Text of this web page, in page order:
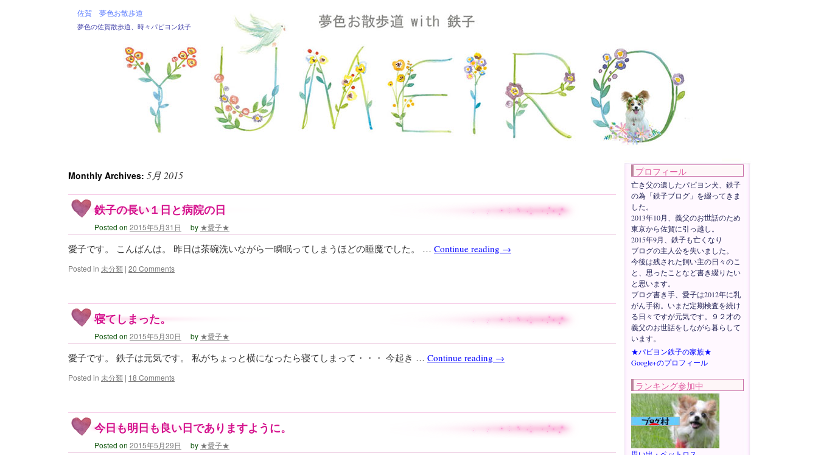
佐賀 夢色お散歩道
夢色の佐賀散歩道、時々パピヨン鉄子
Monthly Archives: 5月 2015
鉄子の長い１日と病院の日
Posted on 2015年5月31日 by ★愛子★
愛子です。 こんばんは。 昨日は茶碗洗いながら一瞬眠ってしまうほどの睡魔でした。 … Continue reading →
Posted in 未分類 | 20 Comments
寝てしまった。
Posted on 2015年5月30日 by ★愛子★
愛子です。 鉄子は元気です。 私がちょっと横になったら寝てしまって・・・ 今起き … Continue reading →
Posted in 未分類 | 18 Comments
今日も明日も良い日でありますように。
Posted on 2015年5月29日 by ★愛子★
プロフィール
亡き父の遺したパピヨン犬、鉄子
の為「鉄子ブログ」を綴ってきま
した。
2013年10月、義父のお世話のため
東京から佐賀に引っ越し。
2015年9月、鉄子も亡くなり
ブログの主人公を失いました。
今後は残された飼い主の日々のこ
と、思ったことなど書き綴りたい
と思います。
ブログ書き手、愛子は2012年に乳
がん手術。いまだ定期検査を続け
る日々ですが元気です。９２才の
義父のお世話をしながら暮らして
います。
★パピヨン鉄子の家族★
Google+のプロフィール
ランキング参加中